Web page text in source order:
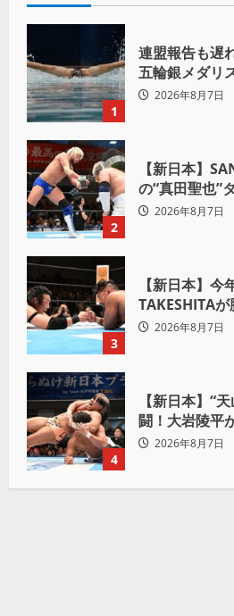
1
連盟報告も遅
五輪銀メダリ
致傷で起訴
2026年8月7日
2
【新日本】
の“真田聖也”
Yuto-IceをKO
2026年8月7日
3
【新日本】
TAKESHITA
悟、強いわ！」
2026年8月7日
4
【新日本】“
闘！大岩陵平
で後藤洋央紀
2026年8月7日